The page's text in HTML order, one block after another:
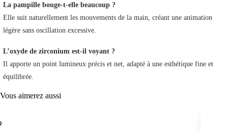
La pampille bouge-t-elle beaucoup ?
Elle suit naturellement les mouvements de la main, créant une animation
légère sans oscillation excessive.
L’oxyde de zirconium est-il voyant ?
Il apporte un point lumineux précis et net, adapté à une esthétique fine et
équilibrée.
Vous aimerez aussi